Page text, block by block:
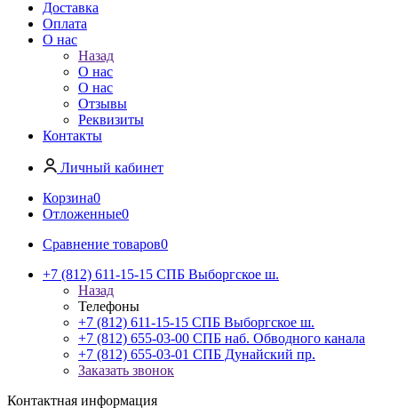
Доставка
Оплата
О нас
Назад
О нас
О нас
Отзывы
Реквизиты
Контакты
Личный кабинет
Корзина0
Отложенные0
Сравнение товаров0
+7 (812) 611-15-15 СПБ Выборгское ш.
Назад
Телефоны
+7 (812) 611-15-15 СПБ Выборгское ш.
+7 (812) 655-03-00 СПБ наб. Обводного канала
+7 (812) 655-03-01 СПБ Дунайский пр.
Заказать звонок
Контактная информация